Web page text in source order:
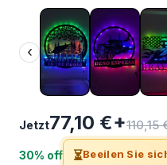
‹
Jetzt77,10 €+110,15
30% off ⏳Beeilen Sie